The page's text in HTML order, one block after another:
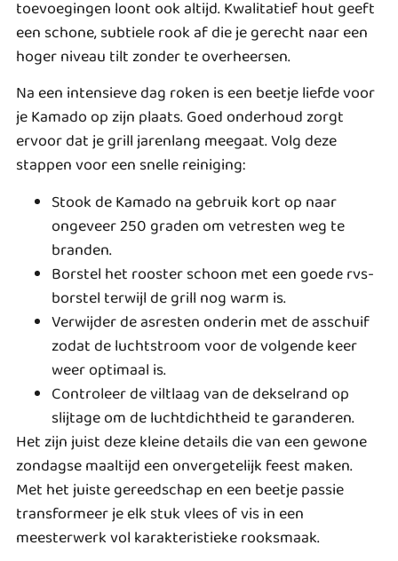
toevoegingen loont ook altijd. Kwalitatief hout geeft
een schone, subtiele rook af die je gerecht naar een
hoger niveau tilt zonder te overheersen.
Na een intensieve dag roken is een beetje liefde voor
je Kamado op zijn plaats. Goed onderhoud zorgt
ervoor dat je grill jarenlang meegaat. Volg deze
stappen voor een snelle reiniging:
Stook de Kamado na gebruik kort op naar
ongeveer 250 graden om vetresten weg te
branden.
Borstel het rooster schoon met een goede rvs-
borstel terwijl de grill nog warm is.
Verwijder de asresten onderin met de asschuif
zodat de luchtstroom voor de volgende keer
weer optimaal is.
Controleer de viltlaag van de dekselrand op
slijtage om de luchtdichtheid te garanderen.
Het zijn juist deze kleine details die van een gewone
zondagse maaltijd een onvergetelijk feest maken.
Met het juiste gereedschap en een beetje passie
transformeer je elk stuk vlees of vis in een
meesterwerk vol karakteristieke rooksmaak.